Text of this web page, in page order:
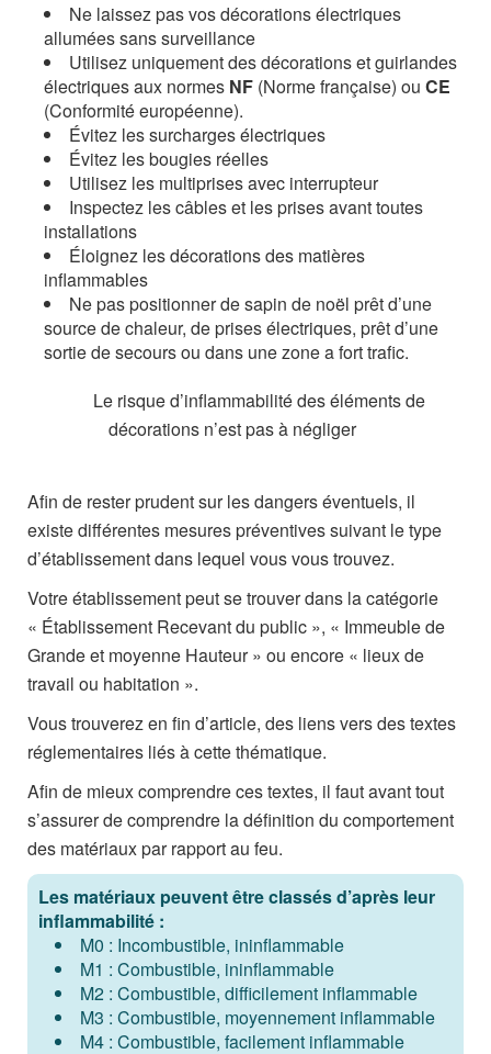
Ne laissez pas vos décorations électriques
allumées sans surveillance
Utilisez uniquement des décorations et guirlandes
électriques aux normes NF (Norme française) ou CE
(Conformité européenne).
Évitez les surcharges électriques
Évitez les bougies réelles
Utilisez les multiprises avec interrupteur
Inspectez les câbles et les prises avant toutes
installations
Éloignez les décorations des matières
inflammables
Ne pas positionner de sapin de noël prêt d’une
source de chaleur, de prises électriques, prêt d’une
sortie de secours ou dans une zone a fort trafic.
Le risque d’inflammabilité des éléments de
décorations n’est pas à négliger
Afin de rester prudent sur les dangers éventuels, il
existe différentes mesures préventives suivant le type
d’établissement dans lequel vous vous trouvez.
Votre établissement peut se trouver dans la catégorie
« Établissement Recevant du public », « Immeuble de
Grande et moyenne Hauteur » ou encore « lieux de
travail ou habitation ».
Vous trouverez en fin d’article, des liens vers des textes
réglementaires liés à cette thématique.
Afin de mieux comprendre ces textes, il faut avant tout
s’assurer de comprendre la définition du comportement
des matériaux par rapport au feu.
Les matériaux peuvent être classés d’après leur
inflammabilité :
M0 : Incombustible, ininflammable
M1 : Combustible, ininflammable
M2 : Combustible, difficilement inflammable
M3 : Combustible, moyennement inflammable
M4 : Combustible, facilement inflammable